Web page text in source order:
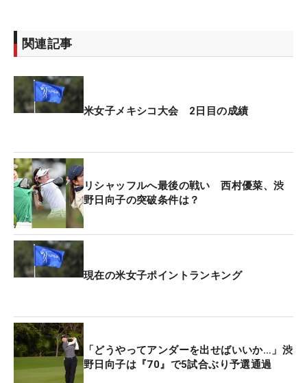
な思いも頭によぎった。
につけきれなかったが、これが決まった。続く8番
パー3、9番は難度の高いホールで、とりわけ8番は
ないなと思っていた。奇跡的に入ってくれて運が本
当によかったです」。2週連続の予選落ちを回避。
昨年、寵愛を受けたメキシコの女神がほほ笑んでく
れた。
前年覇者としてではなく、一人の選手として、4日
間を戦えることがまずはうれしい。「決勝ラウンド
い。オーバーできるように打っていきたい」。昨年
は2位に6打差をつける圧勝だった。今年もそんな爆
発的なプレーを見せたい。
関連記事
米女子メキシコ大会 2日目の成績
リシャッフルへ最後の戦い 西村優菜、渋
野日向子の突破条件は？
現在の米女子ポイントランキング
「どうやってアンダーを出せばいいか…」渋
野日向子は『70』で5試合ぶり予選通過